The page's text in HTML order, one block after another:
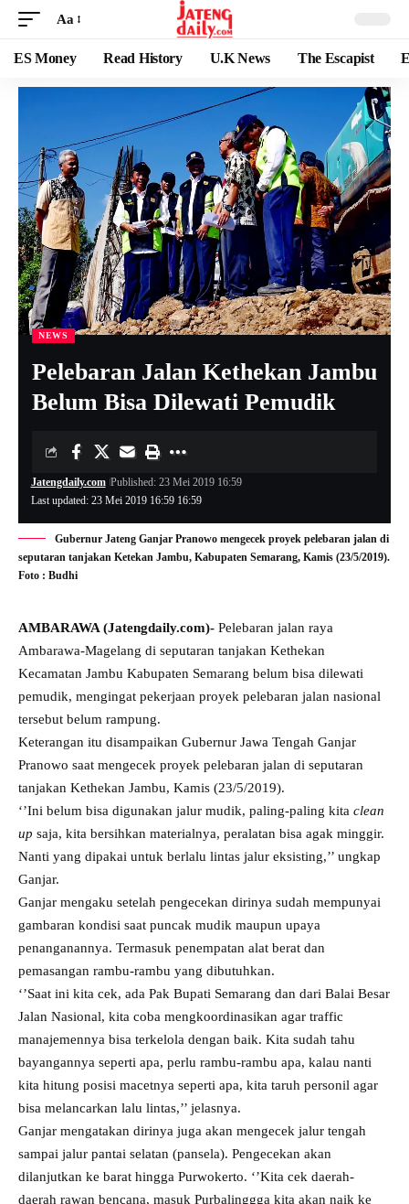
Aa
ES Money Read History U.K News The Escapist
NEWS
Pelebaran Jalan Kethekan Jambu
Belum Bisa Dilewati Pemudik
Last updated: 23 Mei 2019 16:59 16:59
Jatengdaily.com Published: 23 Mei 2019 16:59
Gubernur Jateng Ganjar Pranowo mengecek proyek pelebaran jalan di
seputaran tanjakan Ketekan Jambu, Kabupaten Semarang, Kamis (23/5/2019).
Foto : Budhi
AMBARAWA (Jatengdaily.com)- Pelebaran jalan raya
Ambarawa-Magelang di seputaran tanjakan Kethekan
Kecamatan Jambu Kabupaten Semarang belum bisa dilewati
pemudik, mengingat pekerjaan proyek pelebaran jalan nasional
tersebut belum rampung.
Keterangan itu disampaikan Gubernur Jawa Tengah Ganjar
Pranowo saat mengecek proyek pelebaran jalan di seputaran
tanjakan Kethekan Jambu, Kamis (23/5/2019).
‘’Ini belum bisa digunakan jalur mudik, paling-paling kita clean
up saja, kita bersihkan materialnya, peralatan bisa agak minggir.
Nanti yang dipakai untuk berlalu lintas jalur eksisting,’’ ungkap
Ganjar.
Ganjar mengaku setelah pengecekan dirinya sudah mempunyai
gambaran kondisi saat puncak mudik maupun upaya
penanganannya. Termasuk penempatan alat berat dan
pemasangan rambu-rambu yang dibutuhkan.
‘’Saat ini kita cek, ada Pak Bupati Semarang dan dari Balai Besar
Jalan Nasional, kita coba mengkoordinasikan agar traffic
manajemennya bisa terkelola dengan baik. Kita sudah tahu
bayangannya seperti apa, perlu rambu-rambu apa, kalau nanti
kita hitung posisi macetnya seperti apa, kita taruh personil agar
bisa melancarkan lalu lintas,’’ jelasnya.
Ganjar mengatakan dirinya juga akan mengecek jalur tengah
sampai jalur pantai selatan (pansela). Pengecekan akan
dilanjutkan ke barat hingga Purwokerto. ‘’Kita cek daerah-
daerah rawan bencana, masuk Purbalinggga kita akan naik ke